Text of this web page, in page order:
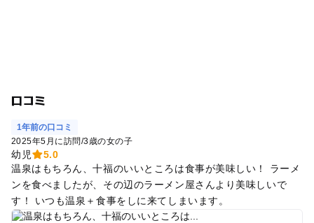
口コミ
1年前の口コミ
2025年5月に訪問/3歳の女の子
幼児
5.0
温泉はもちろん、十福のいいところは食事が美味しい！ ラーメ
ンを食べましたが、その辺のラーメン屋さんより美味しいで
す！ いつも温泉＋食事をしに来てしまいます。